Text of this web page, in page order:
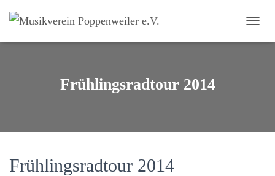
A
N
Frühlingsradtour 2014
Frühlingsradtour 2014